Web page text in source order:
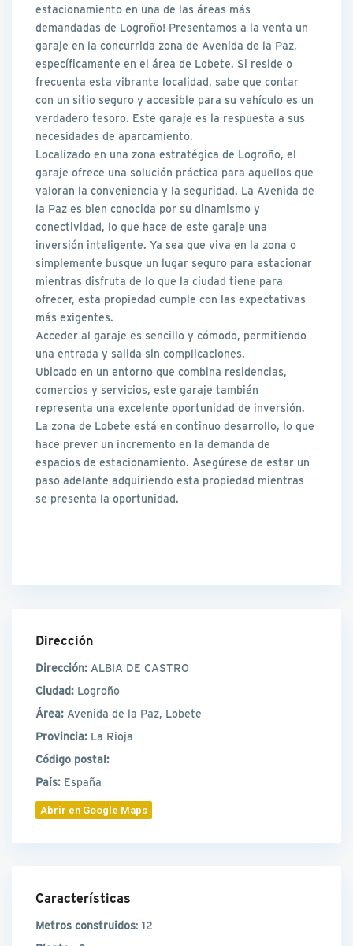
estacionamiento en una de las áreas más
demandadas de Logroño! Presentamos a la venta un
garaje en la concurrida zona de Avenida de la Paz,
específicamente en el área de Lobete. Si reside o
frecuenta esta vibrante localidad, sabe que contar
con un sitio seguro y accesible para su vehículo es un
verdadero tesoro. Este garaje es la respuesta a sus
necesidades de aparcamiento.
Localizado en una zona estratégica de Logroño, el
garaje ofrece una solución práctica para aquellos que
valoran la conveniencia y la seguridad. La Avenida de
la Paz es bien conocida por su dinamismo y
conectividad, lo que hace de este garaje una
inversión inteligente. Ya sea que viva en la zona o
simplemente busque un lugar seguro para estacionar
mientras disfruta de lo que la ciudad tiene para
ofrecer, esta propiedad cumple con las expectativas
más exigentes.
Acceder al garaje es sencillo y cómodo, permitiendo
una entrada y salida sin complicaciones.
Ubicado en un entorno que combina residencias,
comercios y servicios, este garaje también
representa una excelente oportunidad de inversión.
La zona de Lobete está en continuo desarrollo, lo que
hace prever un incremento en la demanda de
espacios de estacionamiento. Asegúrese de estar un
paso adelante adquiriendo esta propiedad mientras
se presenta la oportunidad.
Dirección
Dirección: ALBIA DE CASTRO
Ciudad: Logroño
Área: Avenida de la Paz, Lobete
Provincia: La Rioja
Código postal:
País: España
Abrir en Google Maps
Características
Metros construidos: 12